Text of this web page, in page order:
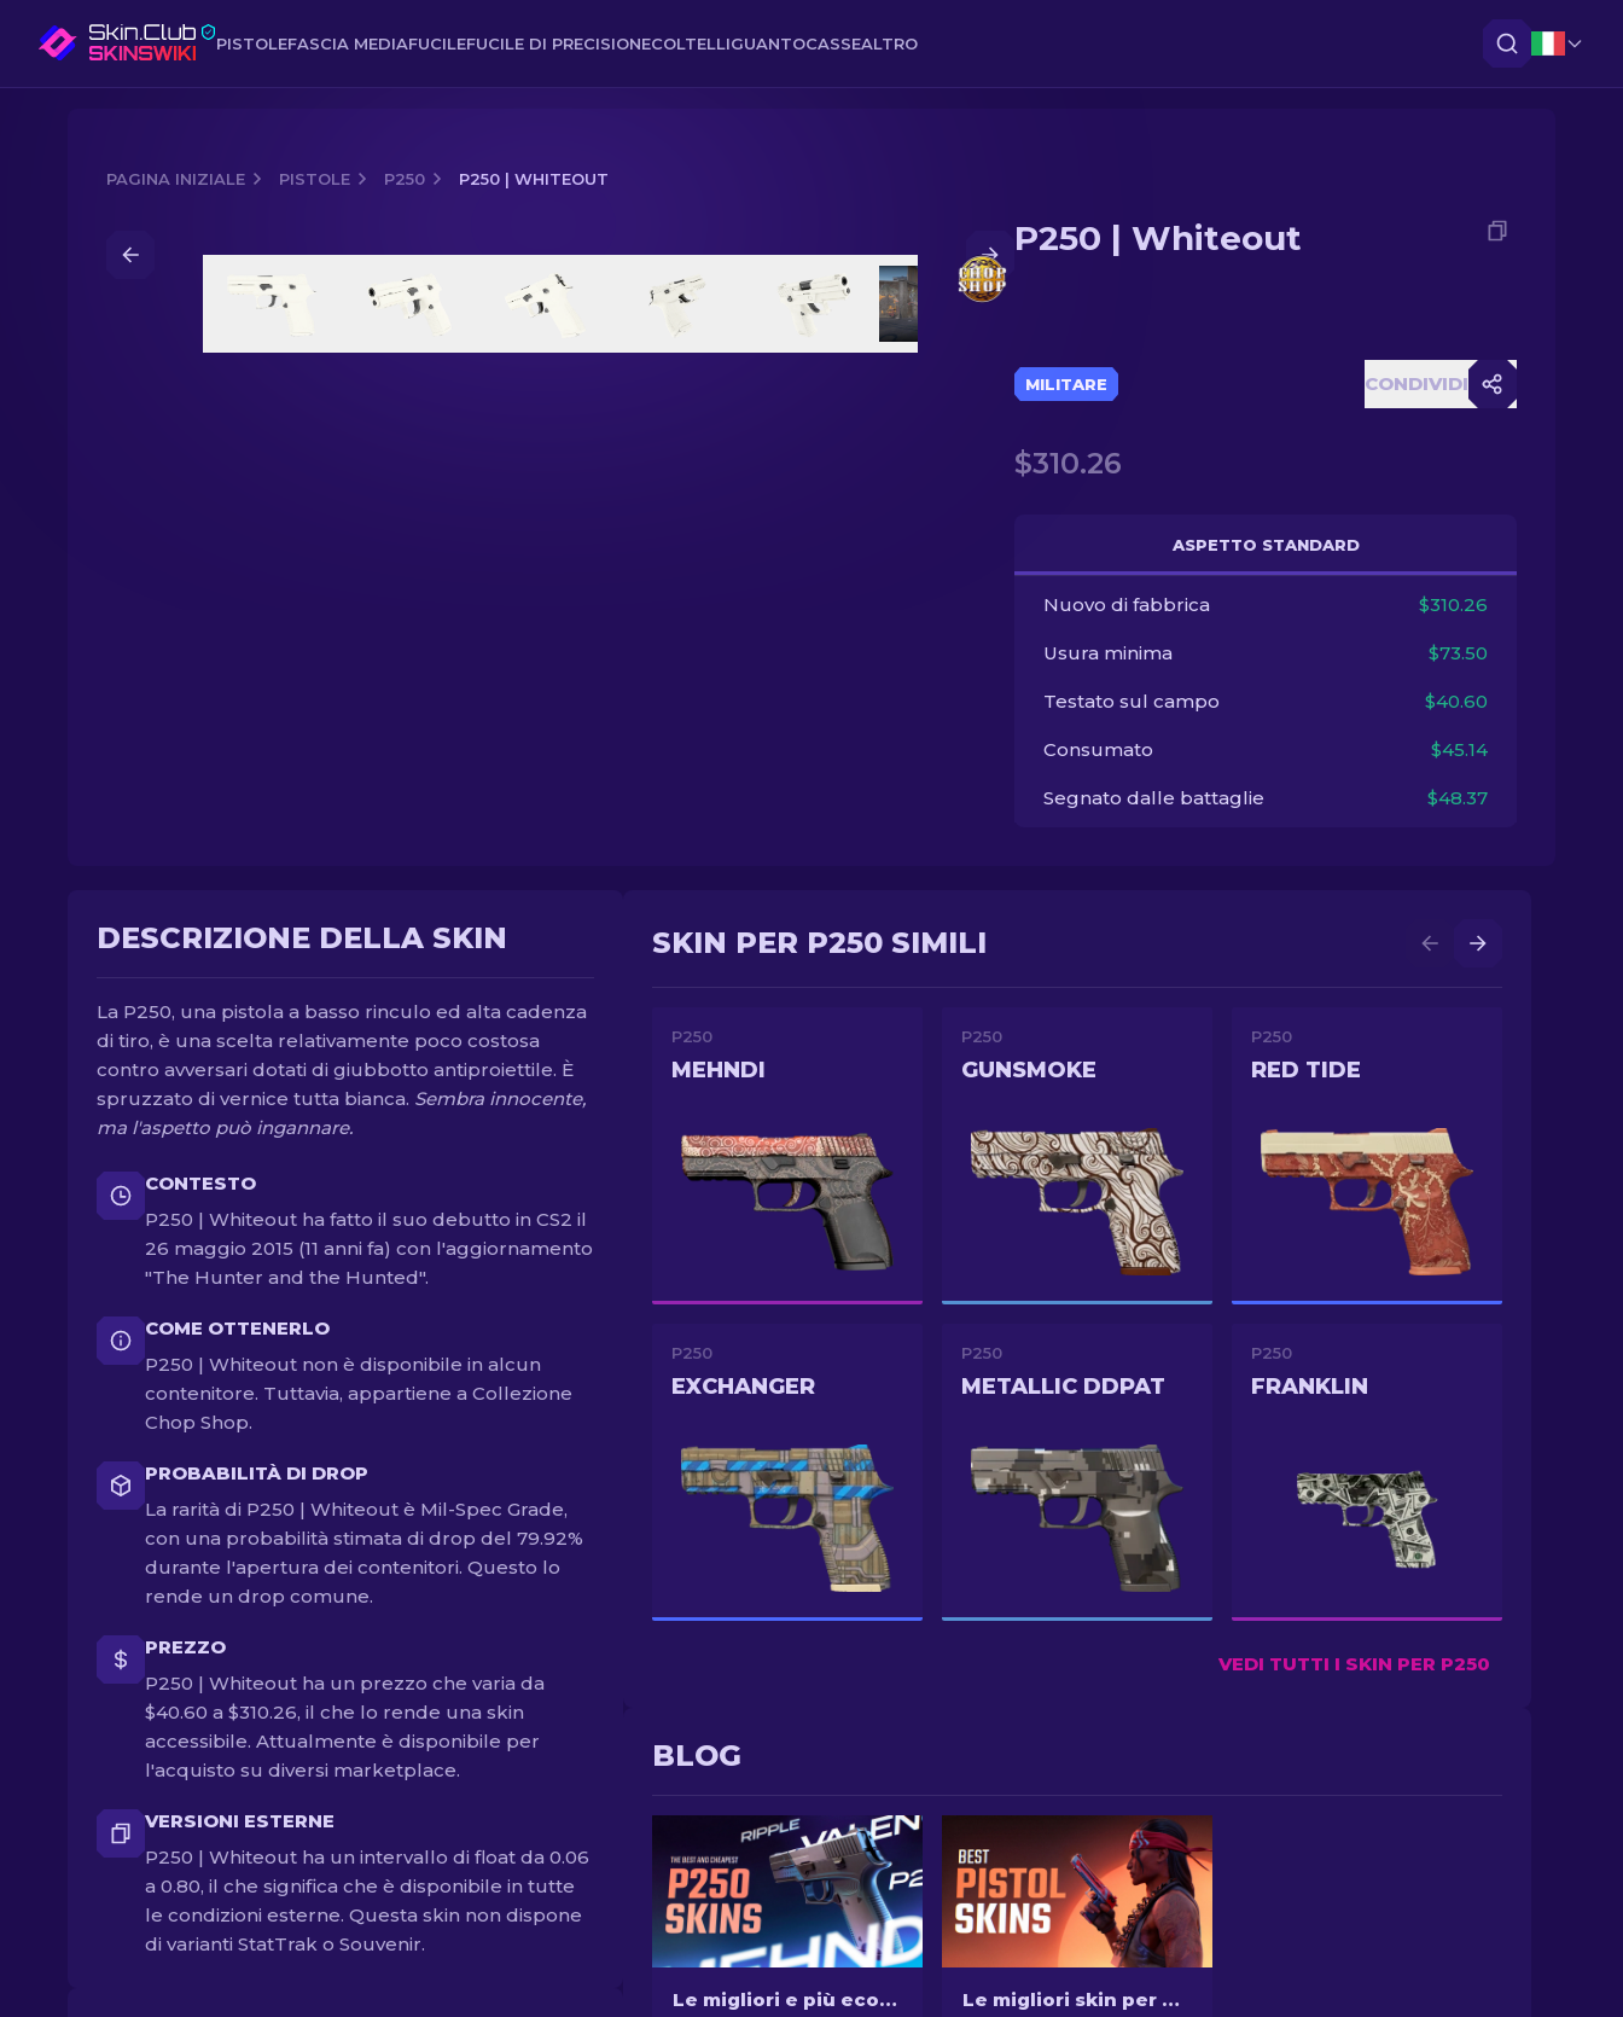
PISTOLEFASCIA MEDIAFUCILEFUCILE DI PRECISIONECOLTELLIGUANTOCASSEALTRO
PAGINA INIZIALE PISTOLE P250 P250 | WHITEOUT
P250 | Whiteout
MILITARE CONDIVIDI
$310.26
ASPETTO STANDARD
Nuovo di fabbrica $310.26
Usura minima $73.50
Testato sul campo $40.60
Consumato $45.14
Segnato dalle battaglie $48.37
DESCRIZIONE DELLA SKIN
La P250, una pistola a basso rinculo ed alta cadenza
di tiro, è una scelta relativamente poco costosa
contro avversari dotati di giubbotto antiproiettile. È
spruzzato di vernice tutta bianca. Sembra innocente,
ma l'aspetto può ingannare.
CONTESTO
P250 | Whiteout ha fatto il suo debutto in CS2 il
26 maggio 2015 (11 anni fa) con l'aggiornamento
"The Hunter and the Hunted".
COME OTTENERLO
P250 | Whiteout non è disponibile in alcun
contenitore. Tuttavia, appartiene a Collezione
Chop Shop.
PROBABILITÀ DI DROP
La rarità di P250 | Whiteout è Mil-Spec Grade,
con una probabilità stimata di drop del 79.92%
durante l'apertura dei contenitori. Questo lo
rende un drop comune.
PREZZO
P250 | Whiteout ha un prezzo che varia da
$40.60 a $310.26, il che lo rende una skin
accessibile. Attualmente è disponibile per
l'acquisto su diversi marketplace.
VERSIONI ESTERNE
P250 | Whiteout ha un intervallo di float da 0.06
a 0.80, il che significa che è disponibile in tutte
le condizioni esterne. Questa skin non dispone
di varianti StatTrak o Souvenir.
SKIN PER P250 SIMILI
P250
MEHNDI
P250
GUNSMOKE
P250
RED TIDE
P250
EXCHANGER
P250
METALLIC DDPAT
P250
FRANKLIN
VEDI TUTTI I SKIN PER P250
BLOG
Le migliori e più economiche skin P250 in CS2 [2026] Le migliori skin per pistola in CS2 [2026]